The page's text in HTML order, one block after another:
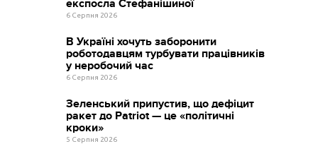
експосла Стефанішиної
6 Серпня 2026
В Україні хочуть заборонити
роботодавцям турбувати працівників
у неробочий час
6 Серпня 2026
Зеленський припустив, що дефіцит
ракет до Patriot — це «політичні
кроки»
5 Серпня 2026